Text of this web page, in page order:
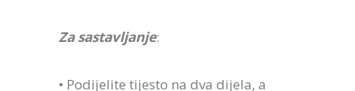
Za sastavljanje:
• Podijelite tijesto na dva dijela, a